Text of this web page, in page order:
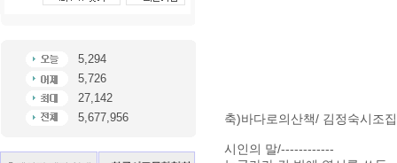
5,294
5,726
27,142
5,677,956
축)바다로의산책/ 김정숙시조
시인의 말/------------